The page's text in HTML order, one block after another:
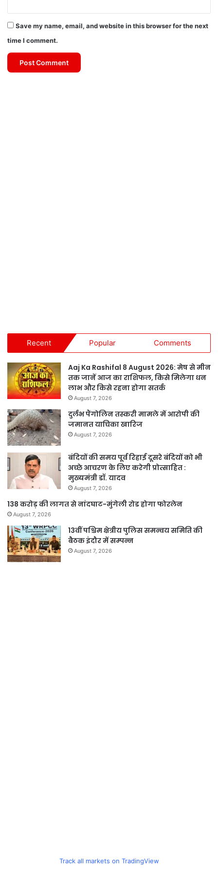
Save my name, email, and website in this browser for the next
time I comment.
Recent Popular Comments
Aaj Ka Rashifal 8 August 2026: मेष से मीन
तक जानें आज का राशिफल, किसे मिलेगा धन
लाभ और किसे रहना होगा सतर्क
August 7, 2026
दुर्लभ पैंगोलिन तस्करी मामले में आरोपी की
जमानत याचिका खारिज
August 7, 2026
बंदियों की समय पूर्व रिहाई दूसरे बंदियों को भी
अच्छे आचरण के लिए करेगी प्रोत्साहित :
मुख्यमंत्री डॉ. यादव
August 7, 2026
138 करोड़ की लागत से नांदघाट-मुंगेली रोड होगा फोरलेन
August 7, 2026
13वीं पश्चिम क्षेत्रीय पुलिस समन्वय समिति की
बैठक इंदौर में सम्पन्न
August 7, 2026
Track all markets on TradingView